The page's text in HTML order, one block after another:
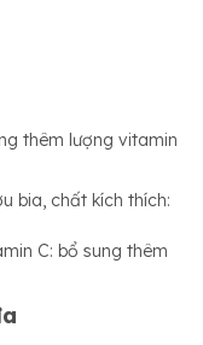
thêm lượng vitamin
bia, chất kích thích:
C: bổ sung thêm